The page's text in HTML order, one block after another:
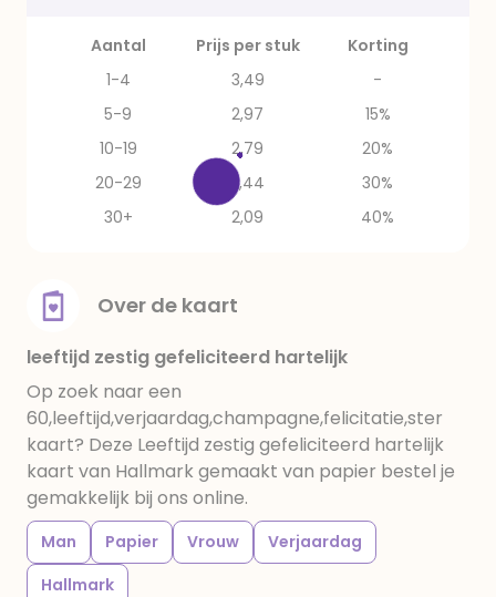
Aantal Prijs per stuk
Korting
1-4
3,49
-
5-9
2,97
15%
10-19
2,79
20%
20-29
2,44
30%
30+
2,09 40%
Over de kaart
leeftijd zestig gefeliciteerd hartelijk
Op zoek naar een
60,leeftijd,verjaardag,champagne,felicitatie,ster
kaart? Deze Leeftijd zestig gefeliciteerd hartelijk
kaart van Hallmark gemaakt van papier bestel je
gemakkelijk bij ons online.
Man Papier Vrouw
Verjaardag
Hallmark